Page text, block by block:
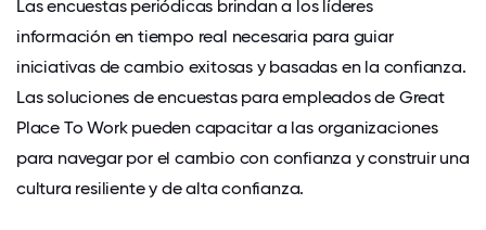
Las encuestas periódicas brindan a los líderes
información en tiempo real necesaria para guiar
iniciativas de cambio exitosas y basadas en la confianza.
Las soluciones de encuestas para empleados de Great
Place To Work pueden capacitar a las organizaciones
para navegar por el cambio con confianza y construir una
cultura resiliente y de alta confianza.